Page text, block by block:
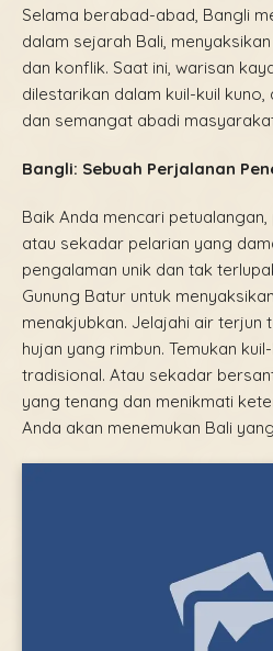
Selama berabad-abad, Bangli
dalam sejarah Bali,
dan konflik. Saat ini, warisan
dilestarikan dalam kuil-kuil
dan semangat abadi
Bangli: Sebuah Perjalanan
Baik Anda mencari
atau sekadar pelarian yang
pengalaman unik dan tak
Gunung Batur untuk
menakjubkan. Jelajahi air terjun
hujan yang rimbun. Temukan
tradisional. Atau sekadar
yang tenang dan menikmati
Anda akan menemukan Bali